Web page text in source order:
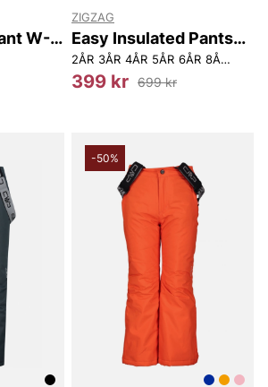
W-
ZIGZAG
Easy Insulated Pants
W-Pro 10000
2ÅR 3ÅR 4ÅR 5ÅR 6ÅR 8ÅR
399 kr 699 kr
-50%